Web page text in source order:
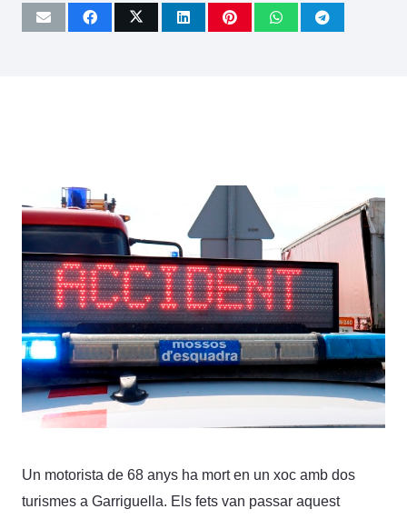
Un motorista de 68 anys ha mort en un xoc amb dos
turismes a Garriguella. Els fets van passar aquest